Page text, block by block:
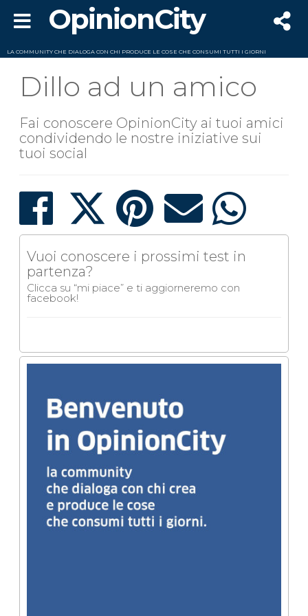
OpinionCity
LA COMMUNITY CHE DIALOGA CON CHI PRODUCE LE COSE CHE CONSUMI TUTTI I GIORNI
Dillo ad un amico
Fai conoscere OpinionCity ai tuoi amici
condividendo le nostre iniziative sui
tuoi social
Vuoi conoscere i prossimi test in
partenza?
Clicca su “mi piace” e ti aggiorneremo con
facebook!